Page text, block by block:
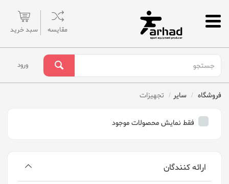
مقایسه سبد خرید
ورود
فروشگاه سایر تجهیزات
فقط نمایش محصولات موجود
ارائه کنندگان